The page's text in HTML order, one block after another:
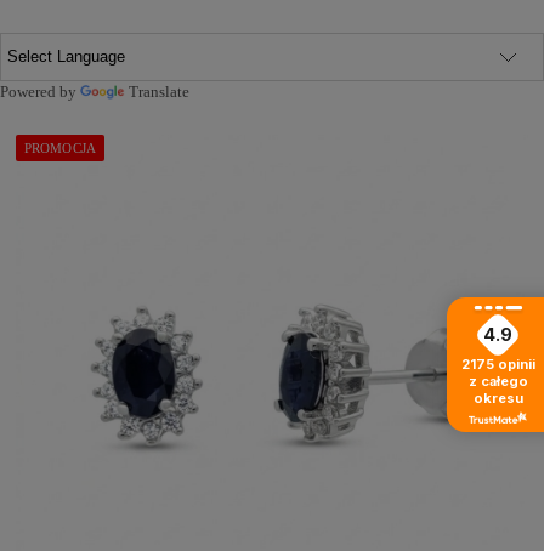
Powered by Translate
PROMOCJA
4.9
2175 opinii
z całego
okresu